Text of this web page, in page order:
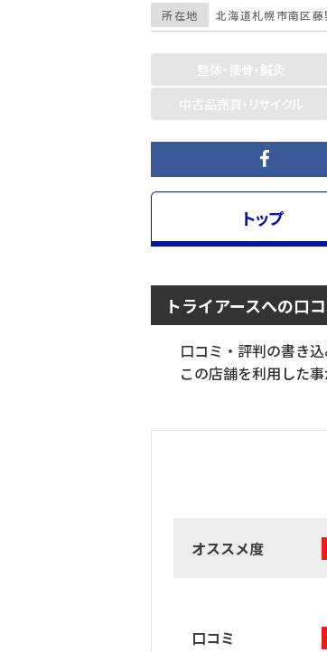
所在地 北海道札幌市南区
整体・接骨・鍼灸
中古品売買・リサイクル
トップ
トライアースへの口
口コミ・評判の書き込
この店舗を利用した事
オススメ度
口コミ